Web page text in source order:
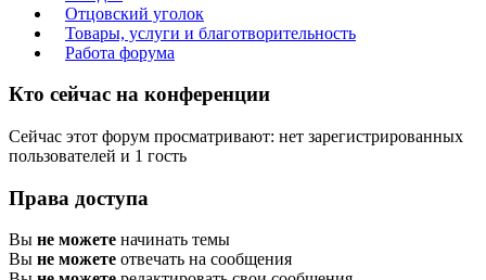
Отцовский уголок
Товары, услуги и благотворительность
Работа форума
Кто сейчас на конференции
Сейчас этот форум просматривают: нет зарегистрированных
пользователей и 1 гость
Права доступа
Вы не можете начинать темы
Вы не можете отвечать на сообщения